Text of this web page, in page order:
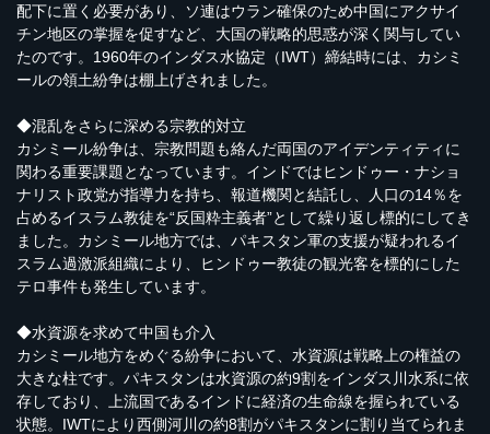
配下に置く必要があり、ソ連はウラン確保のため中国にアクサイ
チン地区の掌握を促すなど、大国の戦略的思惑が深く関与してい
たのです。1960年のインダス水協定（IWT）締結時には、カシミ
ールの領土紛争は棚上げされました。
◆混乱をさらに深める宗教的対立
カシミール紛争は、宗教問題も絡んだ両国のアイデンティティに
関わる重要課題となっています。インドではヒンドゥー・ナショ
ナリスト政党が指導力を持ち、報道機関と結託し、人口の14％を
占めるイスラム教徒を“反国粋主義者”として繰り返し標的にしてき
ました。カシミール地方では、パキスタン軍の支援が疑われるイ
スラム過激派組織により、ヒンドゥー教徒の観光客を標的にした
テロ事件も発生しています。
◆水資源を求めて中国も介入
カシミール地方をめぐる紛争において、水資源は戦略上の権益の
大きな柱です。パキスタンは水資源の約9割をインダス川水系に依
存しており、上流国であるインドに経済の生命線を握られている
状態。IWTにより西側河川の約8割がパキスタンに割り当てられま